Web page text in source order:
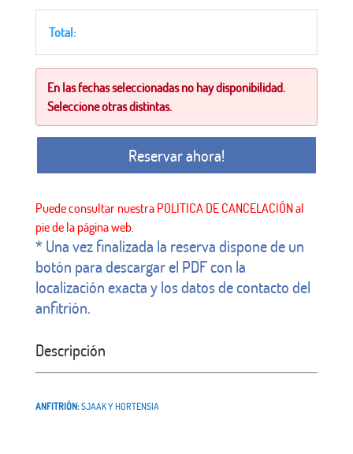
Total:
En las fechas seleccionadas no hay disponibilidad.
Seleccione otras distintas.
Reservar ahora!
* Una vez finalizada la reserva dispone de un
botón para descargar el PDF con la
localización exacta y los datos de contacto del
anfitrión.
Descripción
ANFITRIÓN:SJAAK Y HORTENSIA